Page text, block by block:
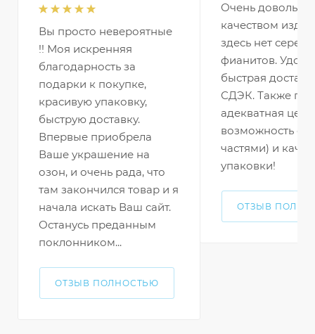
Вы просто невероятные
!! Моя искренняя
благодарность за
подарки к покупке,
красивую упаковку,
быструю доставку.
Впервые приобрела
Ваше украшение на
озон, и очень рада, что
там закончился товар и я
начала искать Ваш сайт.
Останусь преданным
поклонником...
ОТЗЫВ ПОЛНОСТЬЮ
Очень довольна
качеством
здесь нет
фианитов.
быстрая
СДЭК. Также
адекватная цена
возможность
частями) и
упаковки!
ОТЗЫВ